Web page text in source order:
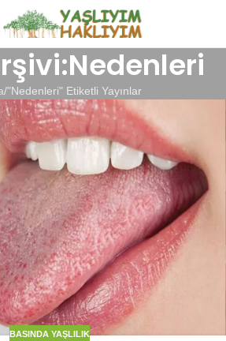
"Nedenleri" Etiketli Yayınlar
BASINDA YAŞLILIK